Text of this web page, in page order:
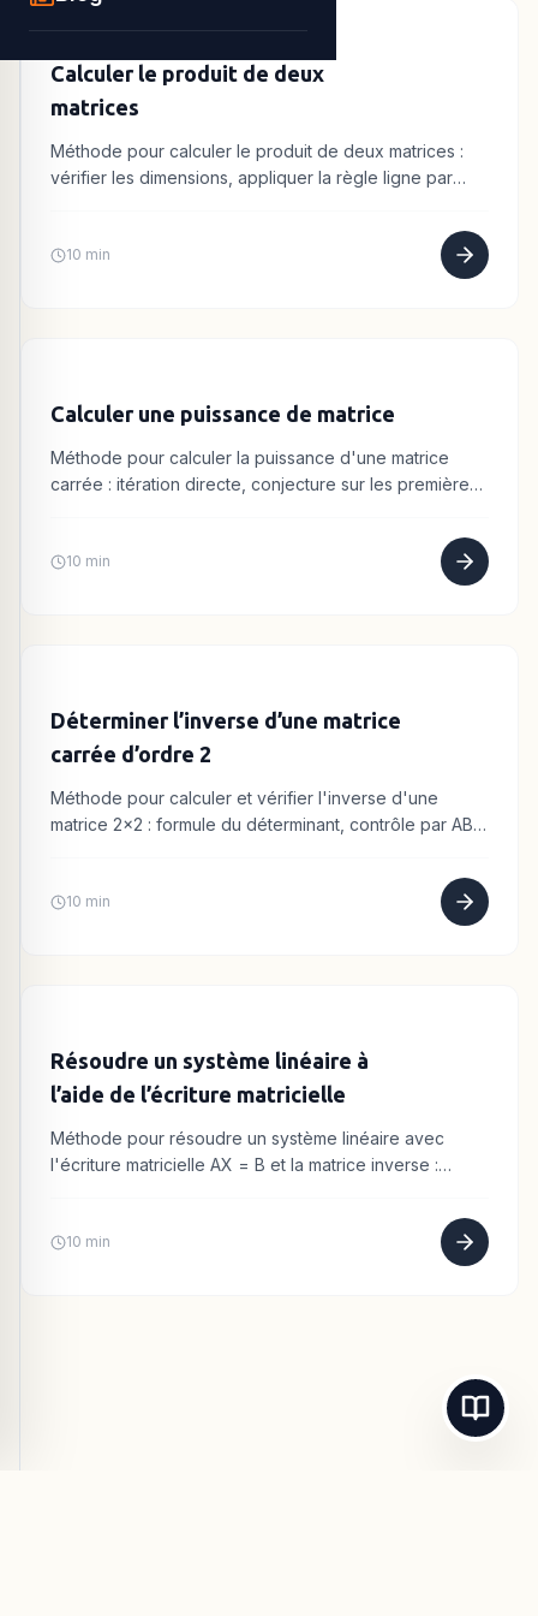
Calculer le produit de deux
matrices
Méthode pour calculer le produit de deux matrices :
vérifier les dimensions, appliquer la règle ligne par
10 min
Calculer une puissance de matrice
Méthode pour calculer la puissance d'une matrice
carrée : itération directe, conjecture sur les premières
10 min
Déterminer l’inverse d’une matrice
carrée d’ordre 2
Méthode pour calculer et vérifier l'inverse d'une
matrice 2×2 : formule du déterminant, contrôle par AB
10 min
Résoudre un système linéaire à
l’aide de l’écriture matricielle
Méthode pour résoudre un système linéaire avec
l'écriture matricielle AX = B et la matrice inverse :
10 min